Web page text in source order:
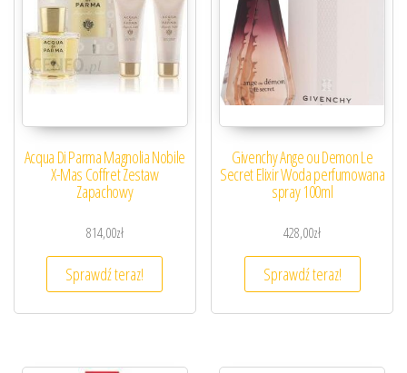
Acqua Di Parma Magnolia Nobile
X-Mas Coffret Zestaw
Zapachowy
814,00zł
Sprawdź teraz!
Givenchy Ange ou Demon Le
Secret Elixir Woda perfumowana
spray 100ml
428,00zł
Sprawdź teraz!